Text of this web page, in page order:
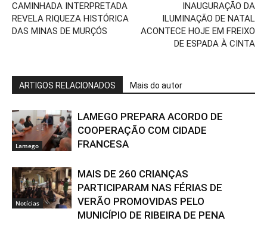
CAMINHADA INTERPRETADA
REVELA RIQUEZA HISTÓRICA
DAS MINAS DE MURÇÓS
INAUGURAÇÃO DA
ILUMINAÇÃO DE NATAL
ACONTECE HOJE EM FREIXO
DE ESPADA À CINTA
ARTIGOS RELACIONADOS Mais do autor
Lamego
LAMEGO PREPARA ACORDO DE
COOPERAÇÃO COM CIDADE
FRANCESA
Notícias
MAIS DE 260 CRIANÇAS
PARTICIPARAM NAS FÉRIAS DE
VERÃO PROMOVIDAS PELO
MUNICÍPIO DE RIBEIRA DE PENA